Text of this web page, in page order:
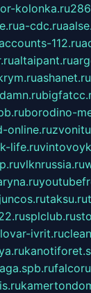
kolonka.ru
a-cdc.ru
112.ru
altaipant.ru
ashanet.ru
borodino-
online.ru
life.ru
vlknrussia.ru
taksu.ru
splclub.ru
ivrit.ru